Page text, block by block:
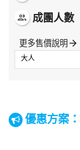
people 成團人數
更多售價說明arrow_forward
優惠方案：